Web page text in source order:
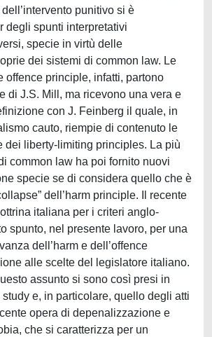
punitivo si è
degli spunti interpretativi
specie in virtù delle
dei sistemi di common law. Le
offence principle, infatti, partono
di J.S. Mill, ma ricevono una vera e
con J. Feinberg il quale, in
cauto, riempie di contenuto le
dei liberty-limiting principles. La più
common law ha poi fornito nuovi
specie se di considera quello che è
dell’harm principle. Il recente
italiana per i criteri anglo-
spunto, nel presente lavoro, per una
dell’harm e dell’offence
alle scelte del legislatore italiano.
assunto si sono così presi in
e, in particolare, quello degli atti
opera di depenalizzazione e
che si caratterizza per un